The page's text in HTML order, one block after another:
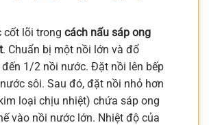
lõi trong cách nấu sáp ong
. Chuẩn bị một nồi lớn và đổ
1/2 nồi nước. Đặt nồi lên bếp
sôi. Sau đó, đặt nồi nhỏ hơn
loại chịu nhiệt) chứa sáp ong
vào nồi nước lớn. Nhiệt độ của